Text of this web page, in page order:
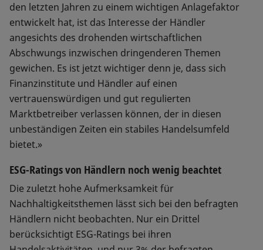
den letzten Jahren zu einem wichtigen Anlagefaktor
entwickelt hat, ist das Interesse der Händler
angesichts des drohenden wirtschaftlichen
Abschwungs inzwischen dringenderen Themen
gewichen. Es ist jetzt wichtiger denn je, dass sich
Finanzinstitute und Händler auf einen
vertrauenswürdigen und gut regulierten
Marktbetreiber verlassen können, der in diesen
unbeständigen Zeiten ein stabiles Handelsumfeld
bietet.»
ESG-Ratings von Händlern noch wenig beachtet
Die zuletzt hohe Aufmerksamkeit für
Nachhaltigkeitsthemen lässt sich bei den befragten
Händlern nicht beobachten. Nur ein Drittel
berücksichtigt ESG-Ratings bei ihren